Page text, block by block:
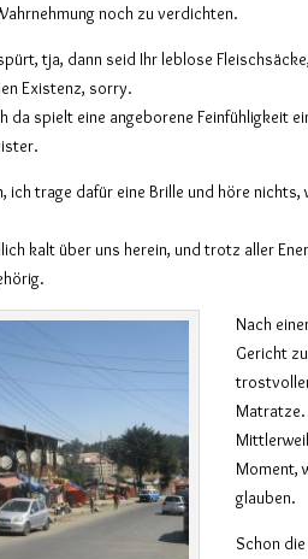
noch zu verdichten.
tja, dann seid Ihr leblose
Existenz, sorry.
da spielt eine angeborene Feinfühligkeit
ich trage dafür eine Brille und höre nichts,
kalt über uns herein, und trotz aller
Nach
Gericht
Matratze.
Moment,
glauben.
Schon